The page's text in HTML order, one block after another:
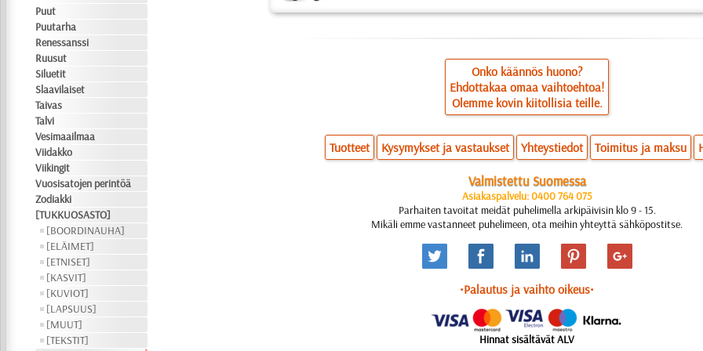
Puut
Puutarha
Renessanssi
Ruusut
Siluetit
Slaavilaiset
Taivas
Talvi
Vesimaailmaa
Viidakko
Viikingit
Vuosisatojen perintöä
Zodiakki
[TUKKUOSASTO]
[BOORDINAUHA]
[ELÄIMET]
[ETNISET]
[KASVIT]
[KUVIOT]
[LAPSUUS]
[MUUT]
[TEKSTIT]
Onko käännös huono?
Ehdottakaa omaa vaihtoehtoa!
Olemme kovin kiitollisia teille.
Tuotteet Kysymykset ja vastaukset Yhteystiedot Toimitus ja maksu
Valmistettu Suomessa
Asiakaspalvelu: 0400 764 075
Parhaiten tavoitat meidät puhelimella arkipäivisin klo 9 - 15.
Mikäli emme vastanneet puhelimeen, ota meihin yhteyttä sähköpostitse.
•Palautus ja vaihto oikeus•
Hinnat sisältävät ALV